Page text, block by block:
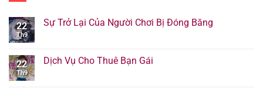
22
Th9
Sự Trở Lại Của Người Chơi Bị Đóng Băng
22
Th9
Dịch Vụ Cho Thuê Bạn Gái